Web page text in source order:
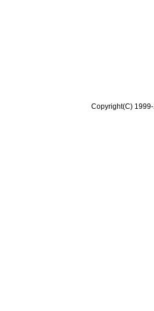
Copyright(C)